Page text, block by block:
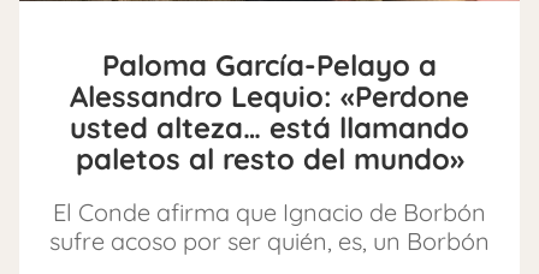
Paloma García-Pelayo a
Alessandro Lequio: «Perdone
usted alteza… está llamando
paletos al resto del mundo»
El Conde afirma que Ignacio de Borbón
sufre acoso por ser quién, es, un Borbón